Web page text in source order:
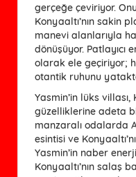
gerçeğe çeviriyor.
Konyaaltı’nın sakin
manevi alanlarıyla
dönüşüyor. Patlayıcı
olarak ele geçiriyor;
otantik ruhunu
Yasmin’in lüks villası,
güzelliklerine adeta
manzaralı odalarda
esintisi ve
Yasmin’in naber
Konyaaltı’nın salaş